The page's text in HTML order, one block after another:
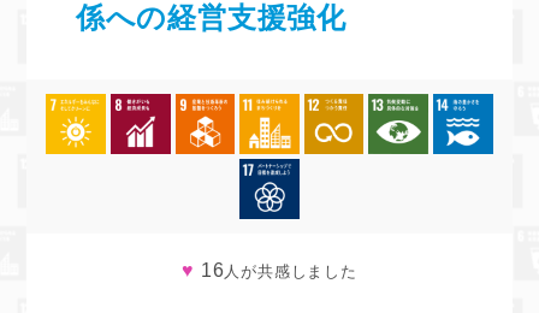
係への経営支援強化
♥ 16 人が共感しました